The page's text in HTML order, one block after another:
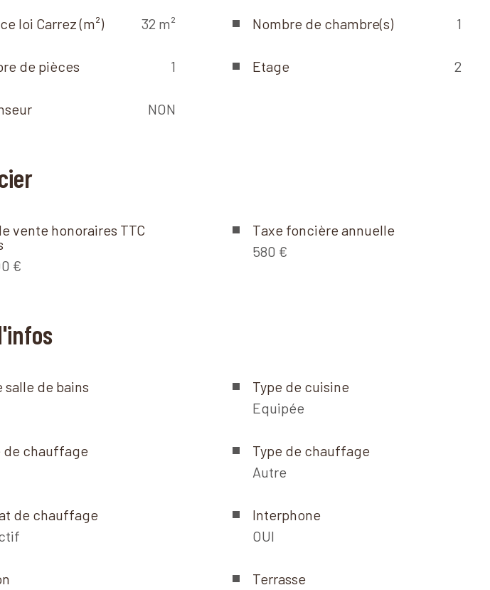
loi Carrez (m²) 32 m² Nombre de chambre(s) 1
de pièces 1 Etage 2
NON
vente honoraires TTC
€
Taxe foncière annuelle
580 €
salle de bains
Type de cuisine
Equipée
de chauffage
Type de chauffage
Autre
de chauffage
Interphone
OUI
Terrasse